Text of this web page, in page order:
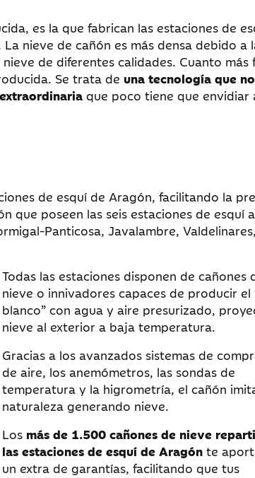
es la que fabrican las estaciones de
nieve de cañón es más densa debido a
de diferentes calidades. Cuanto más
Se trata de una tecnología que
que poco tiene que envidiar
de esquí de Aragón, facilitando la
que poseen las seis estaciones de esquí
Panticosa, Javalambre,
Todas las estaciones disponen de cañones
nieve o innivadores capaces de producir el
blanco” con agua y aire presurizado,
nieve al exterior a baja temperatura.
Gracias a los avanzados sistemas de
de aire, los anemómetros, las sondas de
temperatura y la higrometría, el cañón
naturaleza generando nieve.
Los más de 1.500 cañones de nieve
las estaciones de esquí de Aragónte
un extra de garantías, facilitando que tus